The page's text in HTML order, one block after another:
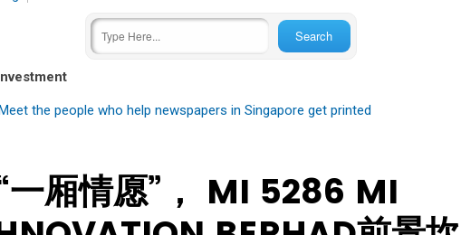
the people who help newspapers in Singapore get printed
一厢情愿”， MI 5286 MI